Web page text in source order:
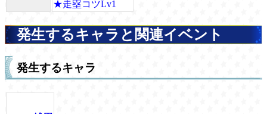
★走塁コツLv1
発生するキャラと関連イベント
発生するキャラ